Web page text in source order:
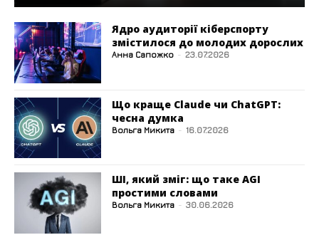
Ядро аудиторії кіберспорту
змістилося до молодих дорослих
Анна Сапожко - 23.07.2026
Що краще Claude чи ChatGPT:
чесна думка
Вольга Микита - 16.07.2026
ШІ, який зміг: що таке AGI
простими словами
Вольга Микита - 30.06.2026